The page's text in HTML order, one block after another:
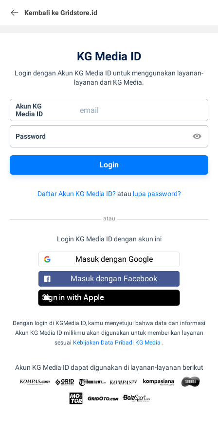
Kembali ke Gridstore.id
KG Media ID
Login dengan Akun KG Media ID untuk menggunakan layanan-
layanan dari KG Media.
Akun KG
Media ID
Password
Daftar Akun KG Media ID? atau lupa password?
atau
Login KG Media ID dengan akun ini
Masuk dengan Google
Masuk dengan Facebook
Sign in with Apple
Dengan login di KGMedia ID, kamu menyetujui bahwa data dan informasi
Akun KG Media ID milikmu akan digunakan untuk memberikan layanan
sesuai Kebijakan Data Pribadi KG Media .
Akun KG Media ID dapat digunakan di layanan-layanan berikut